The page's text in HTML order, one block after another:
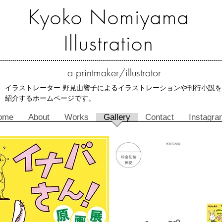
Kyoko Nomiyama
Illustration
a printmaker/illustrator
イラストレーター 野見山響子によるイラストレーションや刊行小説を
紹介するホームページです。
About Works Gallery Contact